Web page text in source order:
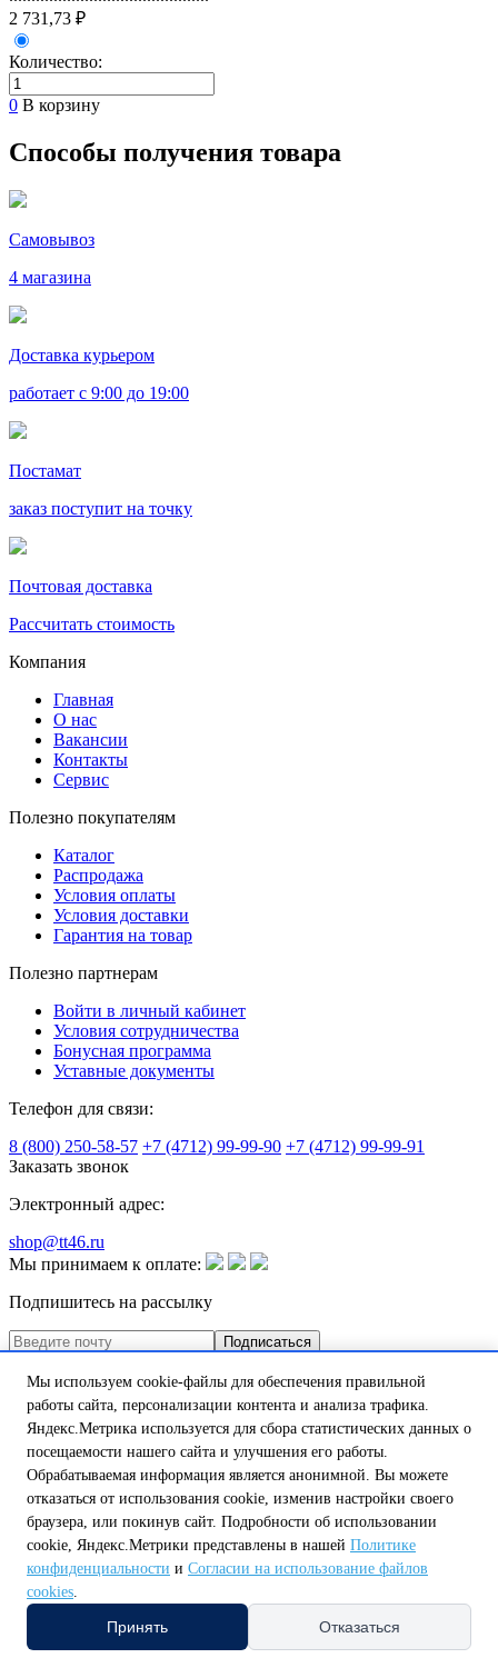
2 731,73 ₽
Количество:
0 В корзину
Способы получения товара
Самовывоз
4 магазина
Доставка курьером
работает с 9:00 до 19:00
Постамат
заказ поступит на точку
Почтовая доставка
Рассчитать стоимость
Компания
Главная
О нас
Вакансии
Контакты
Сервис
Полезно покупателям
Каталог
Распродажа
Условия оплаты
Условия доставки
Гарантия на товар
Полезно партнерам
Войти в личный кабинет
Условия сотрудничества
Бонусная программа
Уставные документы
Телефон для связи:
8 (800) 250-58-57 +7 (4712) 99-99-90 +7 (4712) 99-99-91
Заказать звонок
Электронный адрес:
shop@tt46.ru
Мы принимаем к оплате:
Подпишитесь на рассылку
Вы принимаете условияполитики в отношении обработки
персональных данныхипользовательского
соглашения
каждый раз, когда оставляете свои данные в
любой форме обратной связи на сайте tt46.ru
© 2004 — 2026ООО Теплотехника. Все права защищены
Политика в отношении файлов cookie Политика
конфиденциальности Согласие на обработку персональных
данных
Сделано в
Выберите регион или область самовывоза
Мы используем cookie-файлы для обеспечения правильной
работы сайта, персонализации контента и анализа трафика.
Яндекс.Метрика используется для сбора статистических данных о
посещаемости нашего сайта и улучшения его работы.
Обрабатываемая информация является анонимной. Вы можете
отказаться от использования cookie, изменив настройки своего
браузера, или покинув сайт. Подробности об использовании
cookie, Яндекс.Метрики представлены в нашей Политике
конфиденциальности и Согласии на использование файлов
cookies.
Принять Отказаться